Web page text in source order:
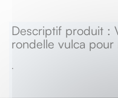
Descriptif produit :
rondelle vulca pour
.